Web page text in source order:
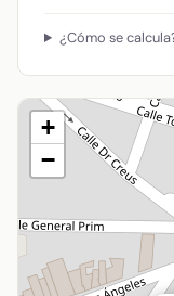
¿Cómo se
+
−